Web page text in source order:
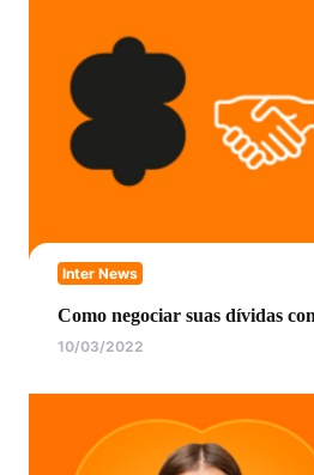
Inter News
Como negociar suas dívidas
10/03/2022